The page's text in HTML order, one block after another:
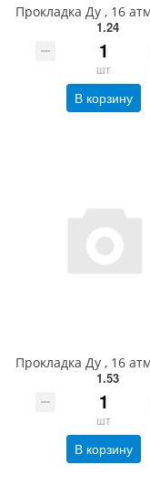
1.24
шт
В корзину
1.53
шт
В корзину